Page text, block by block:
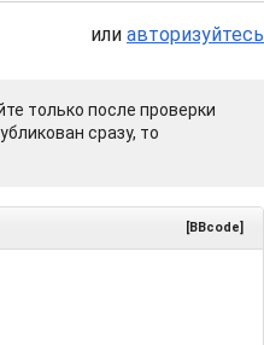
или авторизуйтесь
только после проверки
сразу, то
[BBcode]